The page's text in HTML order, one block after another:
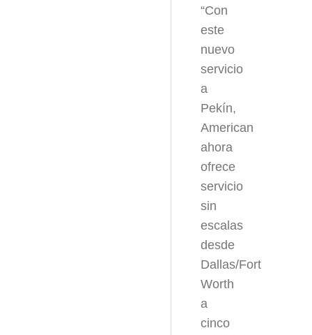
“Con
este
nuevo
servicio
a
Pekín,
American
ahora
ofrece
servicio
sin
escalas
desde
Dallas/Fort
Worth
a
cinco